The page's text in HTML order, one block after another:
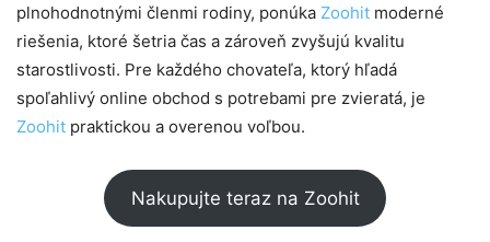
plnohodnotnými členmi rodiny, ponúka Zoohit moderné
riešenia, ktoré šetria čas a zároveň zvyšujú kvalitu
starostlivosti. Pre každého chovateľa, ktorý hľadá
spoľahlivý online obchod s potrebami pre zvieratá, je
Zoohit praktickou a overenou voľbou.
Nakupujte teraz na Zoohit